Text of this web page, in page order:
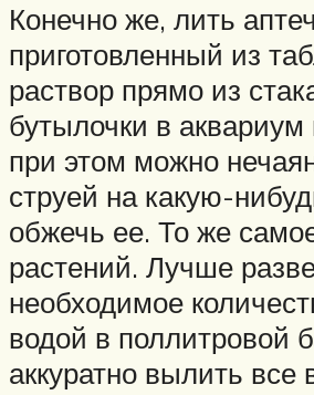
Конечно же, лить
приготовленный из
раствор прямо из
бутылочки в аквариум
при этом можно
струей на какую-
обжечь ее. То же
растений. Лучше
необходимое
водой в поллитровой
аккуратно вылить все